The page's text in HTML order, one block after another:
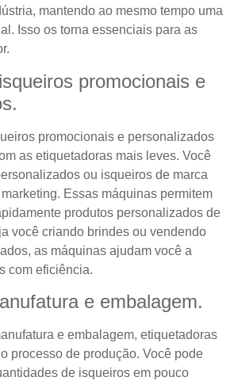
mantendo ao mesmo tempo uma
Isso os torna essenciais para as
promocionais e
promocionais e personalizados
as etiquetadoras mais leves. Você
ou isqueiros de marca
Essas máquinas permitem
produtos personalizados de
você criando brindes ou vendendo
as máquinas ajudam você a
com eficiência.
e embalagem.
e embalagem, etiquetadoras
processo de produção. Você pode
de isqueiros em pouco